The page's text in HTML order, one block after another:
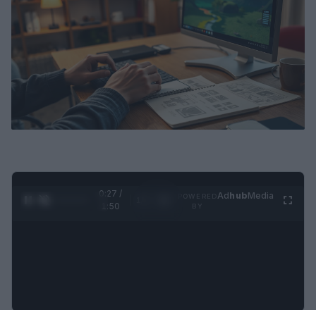
0:28 /
1:50
AdhubMedia